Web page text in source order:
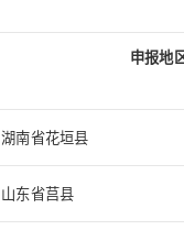
申报地
湖南省花垣县
山东省莒县